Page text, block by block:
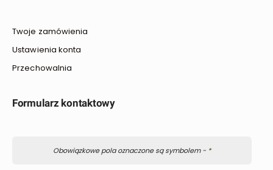
Twoje zamówienia
Ustawienia konta
Przechowalnia
Formularz kontaktowy
Obowiązkowe pola oznaczone są symbolem - *